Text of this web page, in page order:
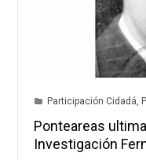
Participación Cidadá,
Ponteareas
Investigación